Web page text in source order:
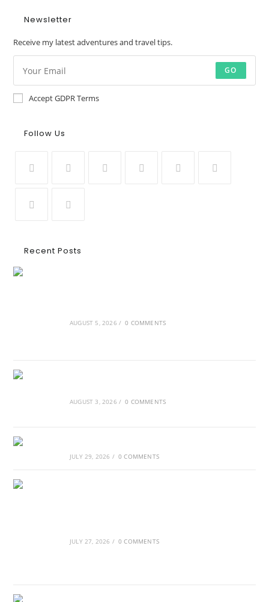
Newsletter
Receive my latest adventures and travel tips.
GO
Accept GDPR Terms
Follow Us
Recent Posts
AUGUST 5, 2026 / 0 COMMENTS
AUGUST 3, 2026 / 0 COMMENTS
JULY 29, 2026 / 0 COMMENTS
JULY 27, 2026 / 0 COMMENTS